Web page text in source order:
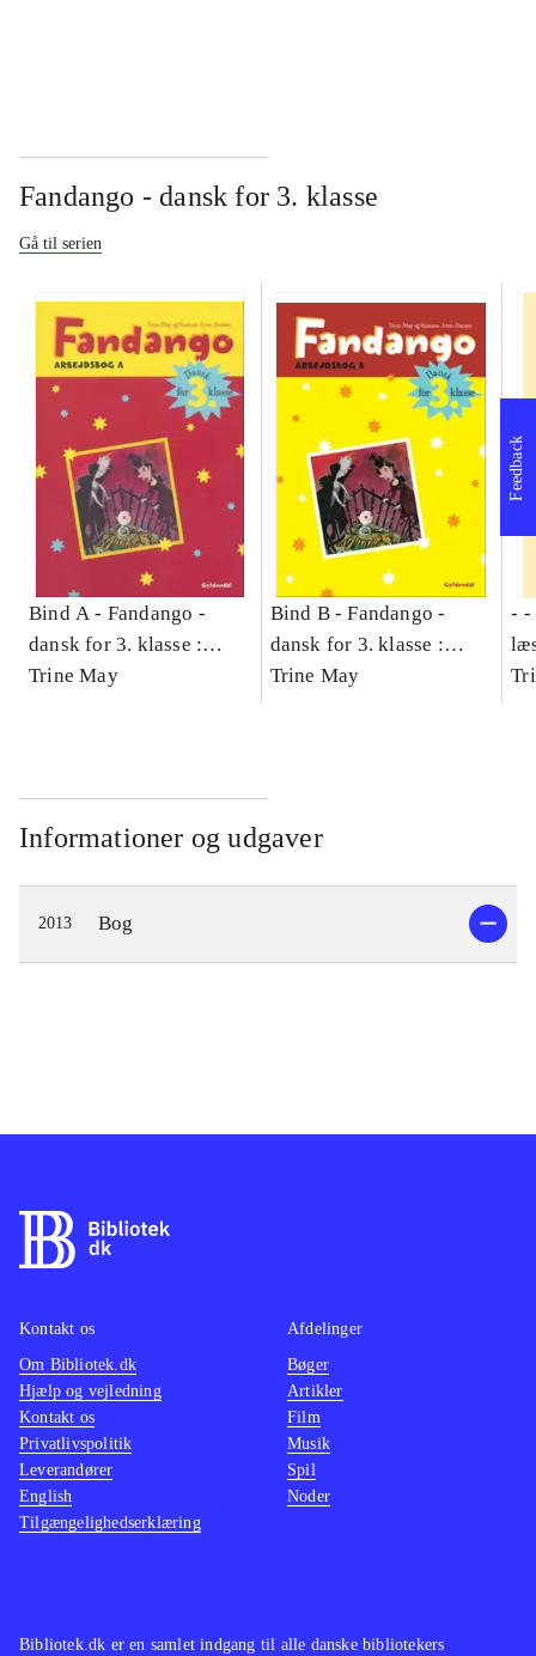
Fandango - dansk for 3. klasse
Gå til serien
Bind A - Fandango -
dansk for 3. klasse :
grundbog -- Arbejdsbog.
Trine May
Bind B -Fandango -
dansk for 3. klasse :
grundbog -- Arbejdsbog.
Trine May
- -
-
Informationer og udgaver
2013 Bog
Feedback
Bibliotek.dk er en samlet indgang til alle danske bibliotekers
Kontakt os
Om Bibliotek.dk
Hjælp og vejledning
Kontakt os
Privatlivspolitik
Leverandører
English
Tilgængelighedserklæring
Afdelinger
Bøger
Artikler
Film
Musik
Spil
Noder